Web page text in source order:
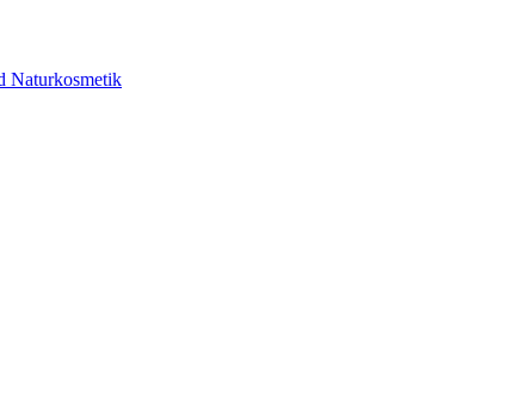
Naturkosmetik